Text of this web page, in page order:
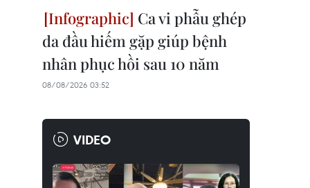
Ca vi phẫu ghép
da đầu hiếm gặp giúp bệnh
nhân phục hồi sau 10 năm
08/08/2026 03:52
VIDEO